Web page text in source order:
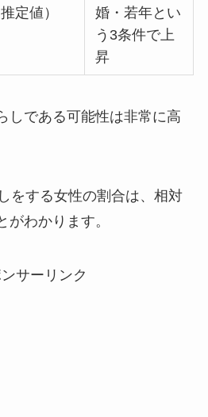
推定値）
婚・若年とい
う3条件で上
昇
しである可能性は非常に高
をする女性の割合は、相対
がわかります。
サーリンク